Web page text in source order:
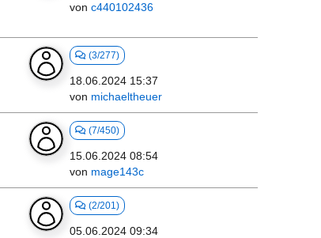
von c440102436
(3/277)
18.06.2024 15:37
von michaeltheuer
(7/450)
15.06.2024 08:54
von mage143c
(2/201)
05.06.2024 09:34